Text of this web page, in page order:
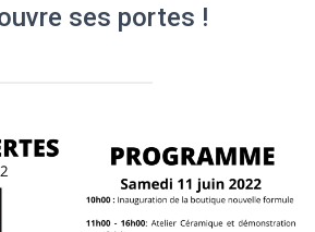
ses portes !